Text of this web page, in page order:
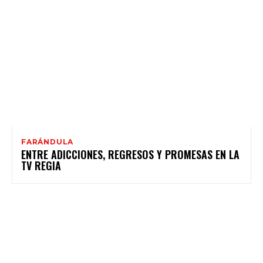
FARÁNDULA
ENTRE ADICCIONES, REGRESOS Y PROMESAS EN LA
TV REGIA